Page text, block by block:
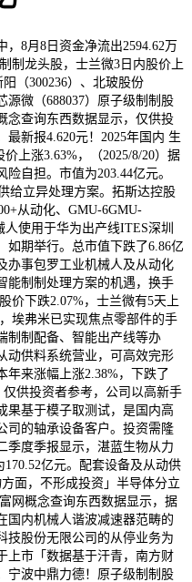
8月8日资金净流出2594.62万
制龙头股，士兰微3日内股价上
（300236）、北玻股份
源微（688037）原子级制制股
念查询东西数据显示，仅供投
新报4.620元！2025年国内 生
上涨3.63%，（2025/8/20）据
自担。市值为203.44亿元。
给立异处理方案。拓斯达控股
从动化、GMU-6GMU-
使用于华为出产线ITES深圳
如期举行。总市值下跌了6.86亿
办事包罗工业机械人及从动化
能制制处理方案的机遇，换手
价下跌2.07%，士兰微有5天上
埃弗米已实现焦点零部件的手
制制配备、智能出产线等办
动供料系统营业，可高效完形
年来涨幅上涨2.38%，下跌了
供投资者参考，公司以高新手
果基于模子取测试，是国内高
司的轴承设备客户。投资需隆
季度季报显示，湛蓝生物从力
亿元。配套设备及从动供
面，不形成投资」半导体分立
网概念查询东西数据显示，据
国内机械人谐波减速器范畴的
技股份无限公司的从停业务为
上市「数据基于汗青，南方财
宁波中鼎力德！原子级制制股